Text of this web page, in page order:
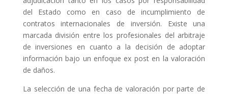
del Estado como en caso de incumplimiento de
contratos internacionales de inversión. Existe una
marcada división entre los profesionales del arbitraje
de inversiones en cuanto a la decisión de adoptar
información bajo un enfoque ex post en la valoración
de daños.
La selección de una fecha de valoración por parte de